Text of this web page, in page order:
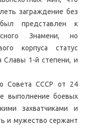
заграждение без
представлен к
Знамени, но
корпуса статус
Славы 1-й степени, и
Совета СССР от 24
выполнение боевых
захватчиками и
и мужество сержант